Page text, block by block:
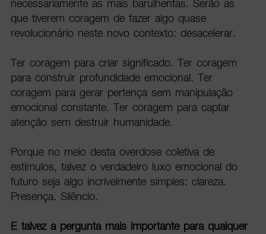
necessariamente as mais barulhentas. Serão as
que tiverem coragem de fazer algo quase
revolucionário neste novo contexto: desacelerar.
Ter coragem para criar significado. Ter coragem
para construir profundidade emocional. Ter
coragem para gerar pertença sem manipulação
emocional constante. Ter coragem para captar
atenção sem destruir humanidade.
Porque no meio desta overdose coletiva de
estímulos, talvez o verdadeiro luxo emocional do
futuro seja algo incrivelmente simples: clareza.
Presença. Silêncio.
E talvez a pergunta mais importante para qualquer